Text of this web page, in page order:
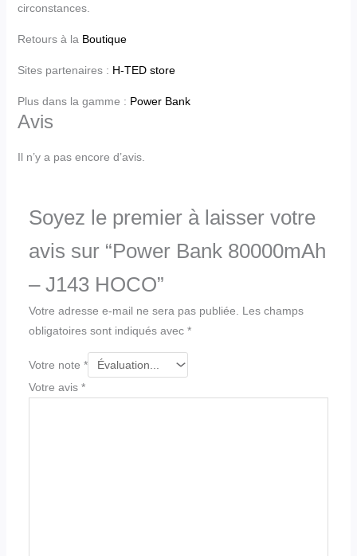
circonstances.
Retours à la Boutique
Sites partenaires : H-TED store
Plus dans la gamme : Power Bank
Avis
Il n’y a pas encore d’avis.
Soyez le premier à laisser votre
avis sur “Power Bank 80000mAh
– J143 HOCO”
Votre adresse e-mail ne sera pas publiée.
Les champs
obligatoires sont indiqués avec *
Votre note *
Votre avis *